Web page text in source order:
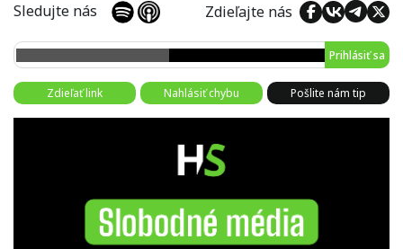
Sledujte nás Zdieľajte nás
Prihlásiť sa
Zdieľať link Nahlásiť chybu Pošlite nám tip